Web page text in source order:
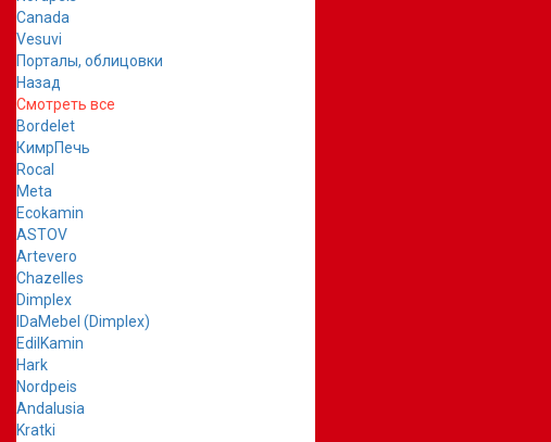
Canada
Vesuvi
Порталы, облицовки
Назад
Смотреть все
Bordelet
КимрПечь
Rocal
Meta
Ecokamin
ASTOV
Artevero
Chazelles
Dimplex
IDaMebel (Dimplex)
EdilKamin
Hark
Nordpeis
Andalusia
Kratki